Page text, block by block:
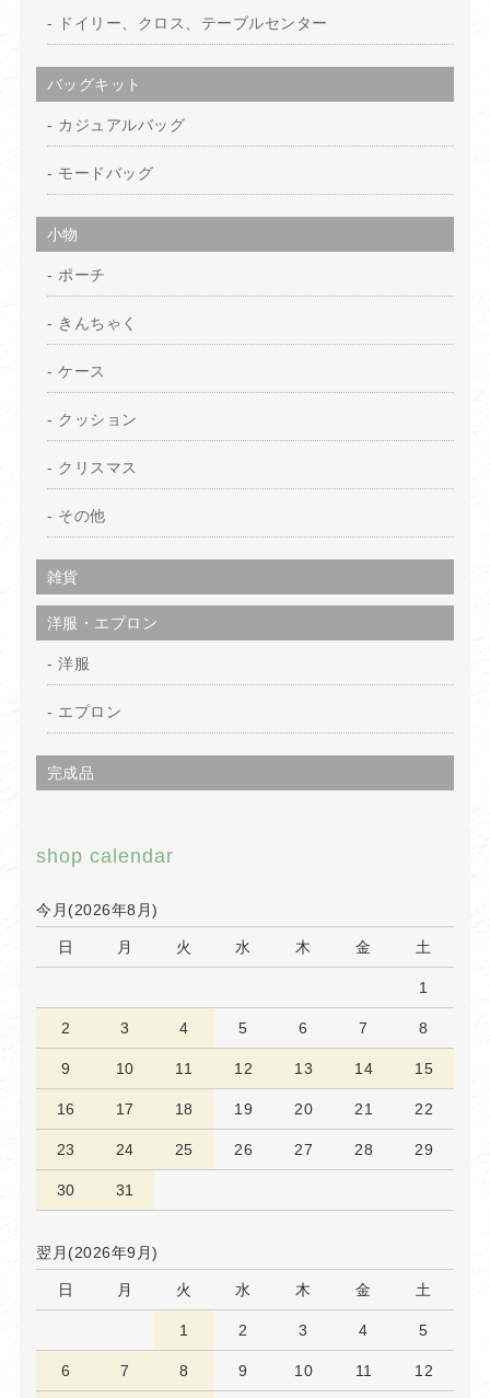
ドイリー、クロス、テーブルセンター
バッグキット
カジュアルバッグ
モードバッグ
小物
ポーチ
きんちゃく
ケース
クッション
クリスマス
その他
雑貨
洋服・エプロン
洋服
エプロン
完成品
shop calendar
今月(2026年8月)
日 月 火 水 木 金 土
1
2 3 4 5 6 7 8
9 10 11 12 13 14 15
16 17 18 19 20 21 22
23 24 25 26 27 28 29
30 31
翌月(2026年9月)
日 月 火 水 木 金 土
1 2 3 4 5
6 7 8 9 10 11 12